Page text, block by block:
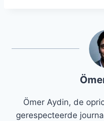
Ömer Aydin, de
gerespecteerde